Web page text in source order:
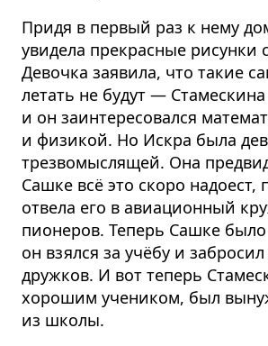
Придя в первый раз к нему
увидела прекрасные рисунки
Девочка заявила, что такие
летать не будут — Стамескина
и он заинтере­совался
и физикой. Но Искра была
трезвомыслящей. Она
Сашке всё это скоро надоест,
отвела его в авиационный
пионеров. Теперь Сашке было
он взялся за учёбу и
дружков. И вот теперь
хорошим учеником, был
из школы.